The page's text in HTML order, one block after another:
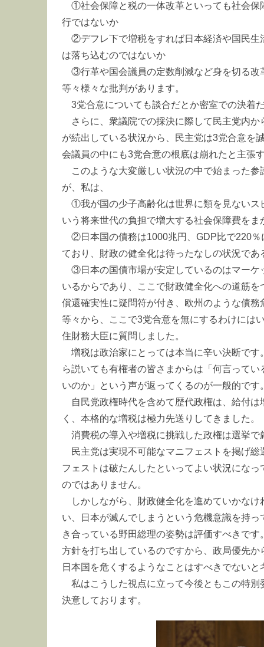
①社会保障と税の一体改革といっても社会保
行ではないか
②デフレ下で増税をすれば日本経済や国民生
は落ち込むのではないか
③行革や国会議員の定数削減など身を切る改
等々様々な批判があります。
3党合意についても談合だとか密室での決着
さらに、衆議院での採決に際して民主党内か
が続出している状況から、民主党は3党合意を
会議員の中にも3党合意の根底は崩れたと主張
このような大変厳しい状況の中で始まった参
が、私は、
①我が国の少子高齢化は世界に類を見ないス
いう将来世代の負担で増大する社会保障費を
②日本国の債務は1000兆円、GDP比で220％
ており、財政の健全化は待ったなしの状況であ
③日本の国債市場が安定しているのはマーケ
いるからであり、ここで財政健全化への道筋
償還確実性に疑問符が付き、欧州のような債
等々から、ここで3党合意を無にするわけには
住財務大臣に質問しました。
増税は政治家にとっては本当に辛い決断です
ら説いても有権者の皆さまからは「何言って
いのか」という声が返ってくるのが一般的です
自民党政権時代を含めて歴代政権は、給付は
く、本格的な増税は極力先送りしてきました。
消費税の導入や増税に挑戦した政権は選挙で
民主党は実現不可能なマニフェストを掲げ総
フェストは破たんしたといってよい状況にな
のではありません。
しかしながら、財政健全化を進めていかなけ
い、日本が滅んでしまうという危機意識を持
き合っている野田総理の姿勢は評価すべきで
方針を打ち出しているのですから、政局優先
日本国を危くするようなことはすべきでないと
私はこうした視点に立って今後ともこの特別
決意しております。